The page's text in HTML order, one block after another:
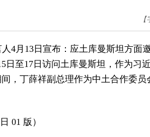
【
4月13日宣布：应土库曼斯坦方面
日至17日访问土库曼斯坦，作为习
，丁薛祥副总理作为中土合作委
01 版）